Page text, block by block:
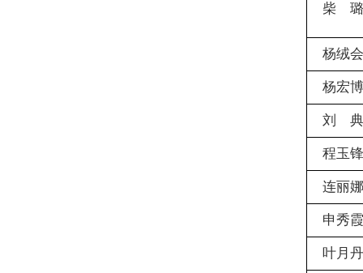
柴 璐
杨绒会
杨宏博
刘 典
程玉锋
连丽娜
申秀霞
叶月丹